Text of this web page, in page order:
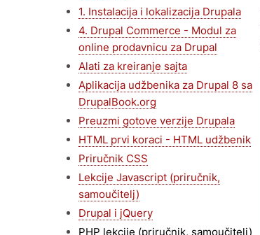
1. Instalacija i lokalizacija Drupala
4. Drupal Commerce - Modul za
online prodavnicu za Drupal
Alati za kreiranje sajta
Aplikacija udžbenika za Drupal 8 sa
DrupalBook.org
Preuzmi gotove verzije Drupala
HTML prvi koraci - HTML udžbenik
Priručnik CSS
Lekcije Javascript (priručnik,
samoučitelj)
Drupal i jQuery
PHP lekcije (priručnik, samoučitelj)